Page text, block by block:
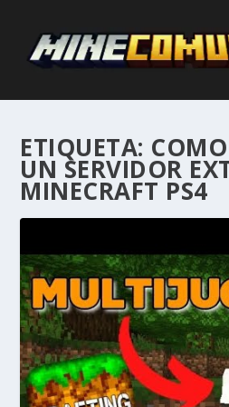
ETIQUETA:
UN SERVIDOR
MINECRAFT PS4